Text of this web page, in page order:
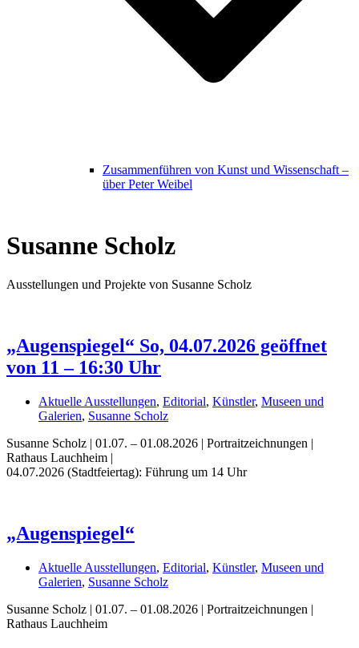
Zusammenführen von Kunst und Wissenschaft –
über Peter Weibel
Uli Rothfuss
Harald Schwiers
Susanne Scholz
Ausstellungen und Projekte von Susanne Scholz
„Augenspiegel“ So, 04.07.2026 geöffnet
von 11 – 16:30 Uhr
Aktuelle Ausstellungen, Editorial, Künstler, Museen und
Galerien, Susanne Scholz
Susanne Scholz | 01.07. – 01.08.2026 | Portraitzeichnungen |
Rathaus Lauchheim |
04.07.2026 (Stadtfeiertag): Führung um 14 Uhr
„Augenspiegel“
Aktuelle Ausstellungen, Editorial, Künstler, Museen und
Galerien, Susanne Scholz
Susanne Scholz | 01.07. – 01.08.2026 | Portraitzeichnungen |
Rathaus Lauchheim